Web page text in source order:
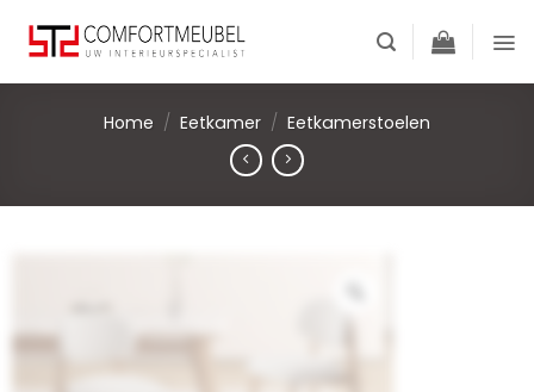
content
Home / Eetkamer / Eetkamerstoelen